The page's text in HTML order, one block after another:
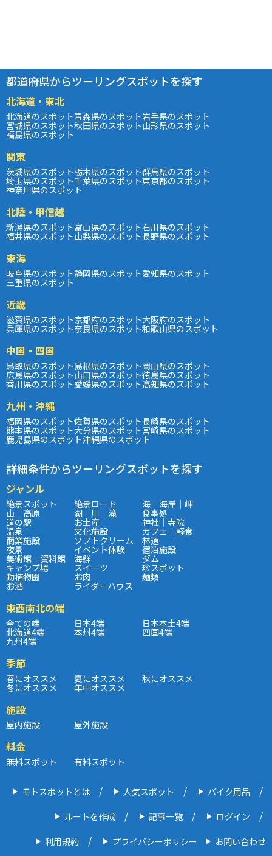
都道府県からツーリングスポットを探す
北海道・東北
北海道のスポット青森県のスポット岩手県のスポット
宮城県のスポット秋田県のスポット山形県のスポット
福島県のスポット
関東
茨城県のスポット栃木県のスポット群馬県のスポット
埼玉県のスポット千葉県のスポット東京都のスポット
神奈川県のスポット
北陸・甲信越
新潟県のスポット富山県のスポット石川県のスポット
福井県のスポット山梨県のスポット長野県のスポット
東海
岐阜県のスポット静岡県のスポット愛知県のスポット
三重県のスポット
近畿
滋賀県のスポット京都府のスポット大阪府のスポット
兵庫県のスポット奈良県のスポット和歌山県のスポット
中国・四国
鳥取県のスポット島根県のスポット岡山県のスポット
広島県のスポット山口県のスポット徳島県のスポット
香川県のスポット愛媛県のスポット高知県のスポット
九州・沖縄
福岡県のスポット佐賀県のスポット長崎県のスポット
熊本県のスポット大分県のスポット宮崎県のスポット
鹿児島県のスポット沖縄県のスポット
詳細条件からツーリングスポットを探す
ジャンル
絶景スポット 絶景ロード 海｜海岸｜岬
山｜高原 湖｜川｜滝 食事処
道の駅 お土産 神社｜寺院
温泉 文化施設 カフェ｜軽食
商業施設 ソフトクリーム 林道
夜景 イベント体験 宿泊施設
美術館｜資料館 海鮮 ダム
キャンプ場 スイーツ 珍スポット
動植物園 お肉 麺類
お酒 ライダーハウス
東西南北の端
全ての端 日本4端 日本本土4端
北海道4端 本州4端 四国4端
九州4端
季節
春にオススメ 夏にオススメ 秋にオススメ
冬にオススメ 年中オススメ
施設
屋内施設 屋外施設
料金
無料スポット 有料スポット
モトスポットとは 人気スポット バイク用品
ルートを作成 記事一覧 ログイン
利用規約 プライバシーポリシー お問い合わせ